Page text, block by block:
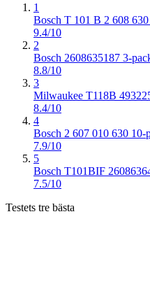
1
Bosch T 101 B 2 608
9.4/10
2
Bosch 2608635187 3-
8.8/10
3
Milwaukee T118B
8.4/10
4
Bosch 2 607 010 630 10-
7.9/10
5
Bosch T101BIF
7.5/10
Testets tre bästa